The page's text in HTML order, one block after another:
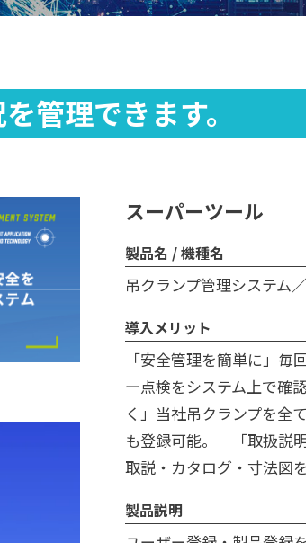
管理できます。
スーパーツール
製品名 / 機種名
吊クランプ管理システム
導入メリット
「安全管理を簡単に」
ー点検をシステム上で確
く」当社吊クランプを全
も登録可能。 「取扱説
取説・カタログ・寸法図
製品説明